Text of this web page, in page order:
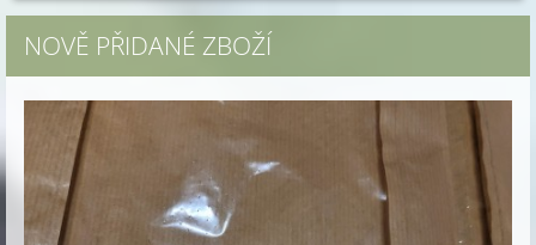
NOVĚ PŘIDANÉ ZBOŽÍ